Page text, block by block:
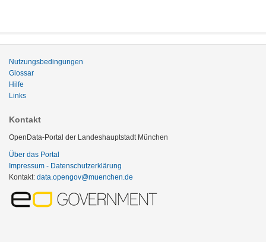
Nutzungsbedingungen
Glossar
Hilfe
Links
Kontakt
OpenData-Portal der Landeshauptstadt München
Über das Portal
Impressum - Datenschutzerklärung
Kontakt: data.opengov@muenchen.de